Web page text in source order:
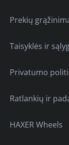
Prekių
Taisyklės ir
Privatumo
Ratlankių ir
HAXER Wheels